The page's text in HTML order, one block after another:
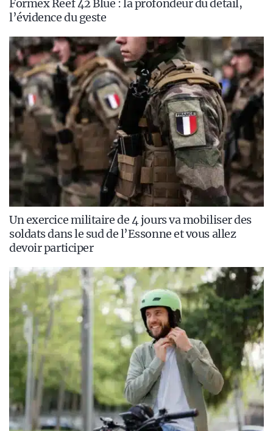
Formex Reef 42 Blue : la profondeur du détail,
l’évidence du geste
Un exercice militaire de 4 jours va mobiliser des
soldats dans le sud de l’Essonne et vous allez
devoir participer